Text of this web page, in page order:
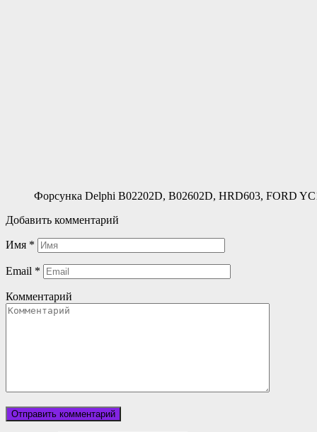
Форсунка Delphi B02202D, B02602D, HRD603, FORD
Добавить комментарий
Имя *
Email *
Комментарий